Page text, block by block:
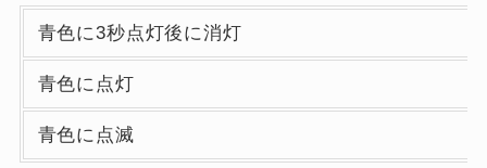
青色に3秒点灯後に消灯
青色に点灯
青色に点滅